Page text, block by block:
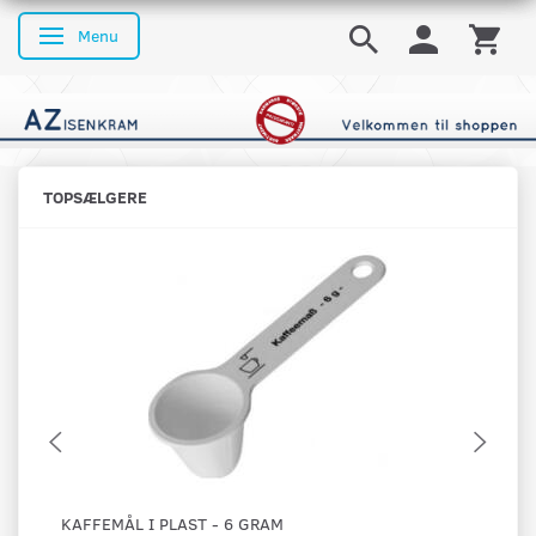
Skifte navigation
Menu
TOPSÆLGERE
KAFFEMÅL I PLAST - 6 GRAM